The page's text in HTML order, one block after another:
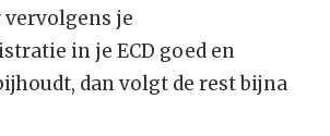
je
in je ECD goed en
dan volgt de rest bijna